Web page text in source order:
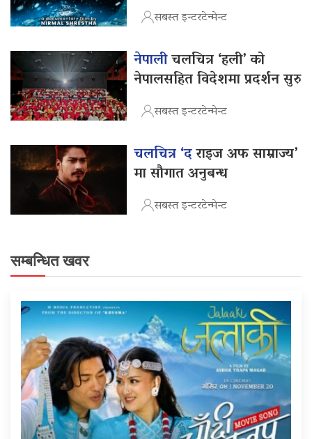
सबस्त इन्टरटेन्मेन्ट
नेपालीचलचित्र ‘हली’ को
नेपालसहित विदेशमा प्रदर्शन सुरु
सबस्त इन्टरटेन्मेन्ट
चलचित्र ‘दराइज अफ साम्राज्य’
मा सौगात अनुबन्ध
सबस्त इन्टरटेन्मेन्ट
सम्बन्धित खवर